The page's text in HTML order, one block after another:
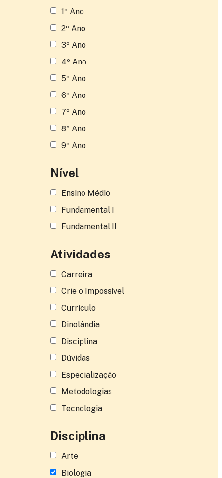
1º Ano
2º Ano
3º Ano
4º Ano
5º Ano
6º Ano
7º Ano
8º Ano
9º Ano
Nível
Ensino Médio
Fundamental I
Fundamental II
Atividades
Carreira
Crie o Impossível
Currículo
Dinolândia
Disciplina
Dúvidas
Especialização
Metodologias
Tecnologia
Disciplina
Arte
Biologia